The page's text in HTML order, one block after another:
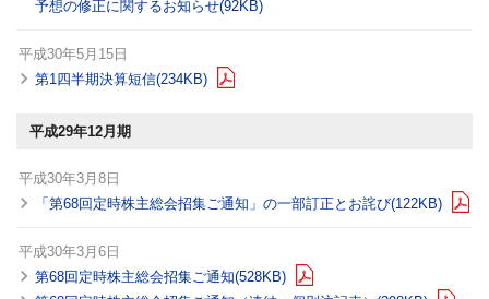
予想の修正に関するお知らせ(92KB)
平成30年5月15日
第1四半期決算短信(234KB)
平成29年12月期
平成30年3月8日
「第68回定時株主総会招集ご通知」の一部訂正とお詫び(122KB)
平成30年3月6日
第68回定時株主総会招集ご通知(528KB)